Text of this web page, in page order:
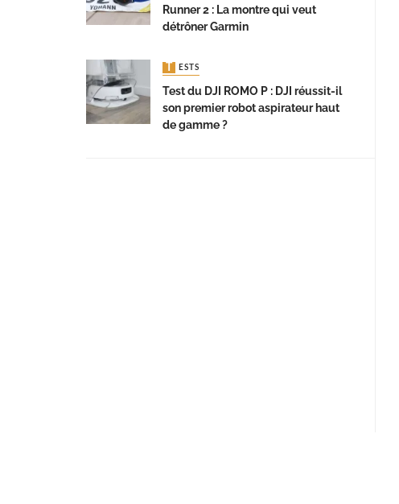
Runner 2 : La montre qui veut
détrôner Garmin
TESTS
Test du DJI ROMO P : DJI réussit-il
son premier robot aspirateur haut
de gamme ?